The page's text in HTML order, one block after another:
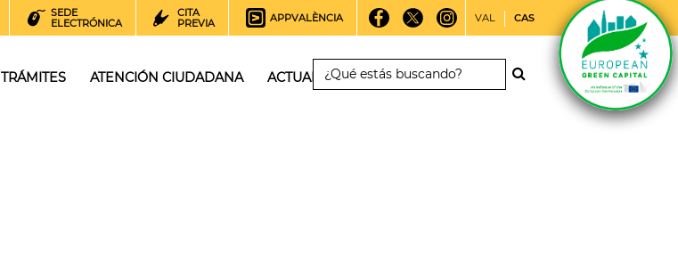
SEDE
ELECTRÓNICA
CITA
PREVIA
APPVALÈNCIA VAL CAS
TRÁMITES ATENCIÓN CIUDADANA ACTUALIDAD